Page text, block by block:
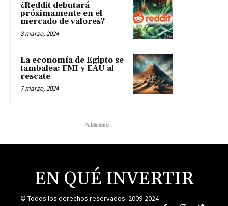
¿Reddit debutará
próximamente en el
mercado de valores?
8 marzo, 2024
La economía de Egipto se
tambalea: FMI y EAU al
rescate
7 marzo, 2024
- Publicidad -
EN QUÉ INVERTIR
© Todos los derechos reservados. 2009-2024